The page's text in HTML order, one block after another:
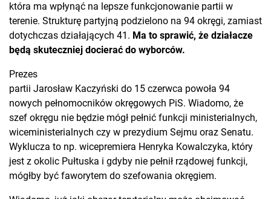
która ma wpłynąć na lepsze funkcjonowanie partii w
terenie. Strukturę partyjną podzielono na 94 okręgi, zamiast
dotychczas działających 41. Ma to sprawić, że działacze
będą skuteczniej docierać do wyborców.
Prezes
partii Jarosław Kaczyński do 15 czerwca powoła 94
nowych pełnomocników okręgowych PiS. Wiadomo, że
szef okręgu nie będzie mógł pełnić funkcji ministerialnych,
wiceministerialnych czy w prezydium Sejmu oraz Senatu.
Wyklucza to np. wicepremiera Henryka Kowalczyka, który
jest z okolic Pułtuska i gdyby nie pełnił rządowej funkcji,
mógłby być faworytem do szefowania okręgiem.